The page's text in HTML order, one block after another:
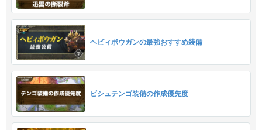
ヘビィボウガンの最強おすすめ装備
ビシュテンゴ装備の作成優先度